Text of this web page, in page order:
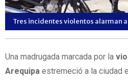
Tres incidentes violentos alarman
Una madrugada marcada por la
Arequipa estremeció a la ciudad